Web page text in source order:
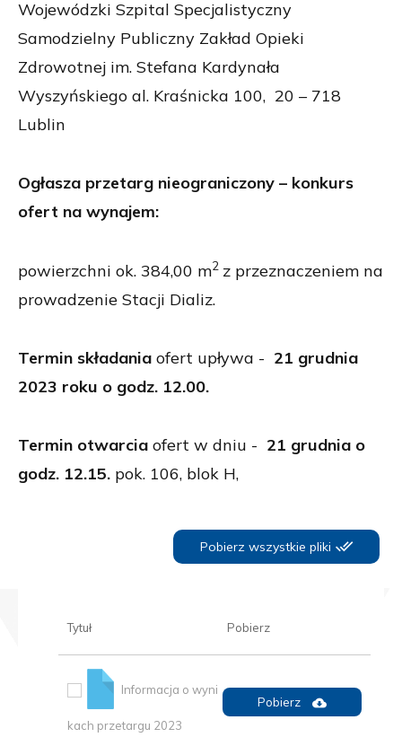
Wojewódzki Szpital Specjalistyczny
Samodzielny Publiczny Zakład Opieki
Zdrowotnej im. Stefana Kardynała
Wyszyńskiego al. Kraśnicka 100, 20 – 718
Lublin
Ogłasza przetarg nieograniczony – konkurs
ofert na wynajem:
powierzchni ok. 384,00 m2 z przeznaczeniem na
prowadzenie Stacji Dializ.
Termin składania ofert upływa - 21 grudnia
2023 roku o godz. 12.00.
Termin otwarcia ofert w dniu - 21 grudnia o
godz. 12.15. pok. 106, blok H,
Pobierz wszystkie pliki
Tytuł Pobierz
Informacja o wyni
kach przetargu 2023
Pobierz